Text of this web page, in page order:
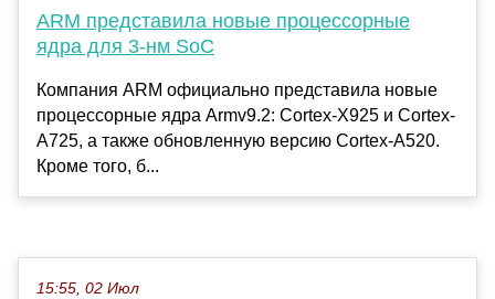
ARM представила новые процессорные
ядра для 3-нм SoC
Компания ARM официально представила новые
процессорные ядра Armv9.2: Cortex-X925 и Cortex-
A725, а также обновленную версию Cortex-A520.
Кроме того, б...
15:55, 02 Июл